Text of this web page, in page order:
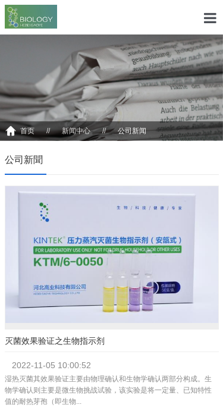
首頁
關于我們
解決方案
産品中心
首页 // 新闻中心 // 公司新闻
公司新聞
灭菌效果验证之生物指示剂
2022-11-05 10:00:52
湿热灭菌其效果验证主要由物理确认和生物学确认两部分构成。生
物学确认则主要是微生物挑战试验，该实验是将一定量、已知特性
值的耐热芽孢（即生物...